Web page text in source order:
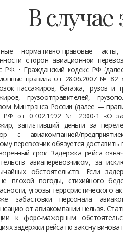
В
нормативно-правовые
сторон авиационной
РФ. • Гражданский кодекс РФ
правила от 28.06.2007 № 82
пассажиров, багажа, грузов и
грузоотправителей,
Минтранса России (далее —
РФ от 07.02.1992 № 2300-1 «О
заплативший деньги за
с авиакомпанией/
перевозчик обязуется
срок. Задержка рейса
авиаперевозчиком, за
обстоятельств. Если
плохой погоды, стихийного
угрозы террористического
забастовки персонала
от авиакомпании нельзя.
к форс-мажорным
задержки рейса по закону